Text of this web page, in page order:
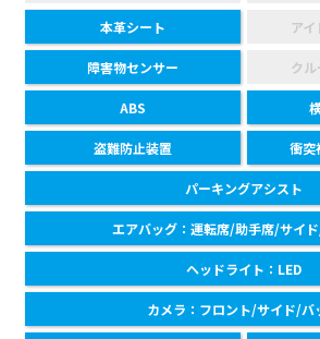
本革シート ア
障害物センサー ク
ABS
盗難防止装置 衝突
パーキングアシスト
エアバッグ：運転席/助手席/サイ
ヘッドライト：LED
カメラ：フロント/サイド/バ